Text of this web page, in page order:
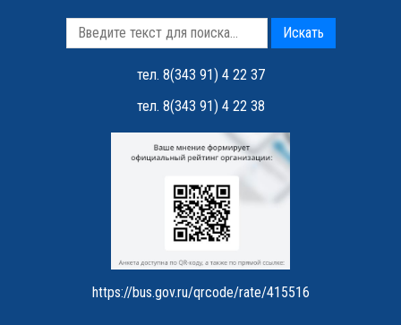
Искать
тел. 8(343 91) 4 22 37
тел. 8(343 91) 4 22 38
https://bus.gov.ru/qrcode/rate/415516